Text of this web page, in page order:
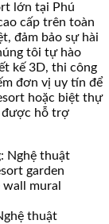
lớn tại Phú
cấp trên toàn
đảm bảo sự hài
tôi tự hào
kế 3D, thi công
đơn vị uy tín để
hoặc biệt thự
được hỗ trợ
thuật